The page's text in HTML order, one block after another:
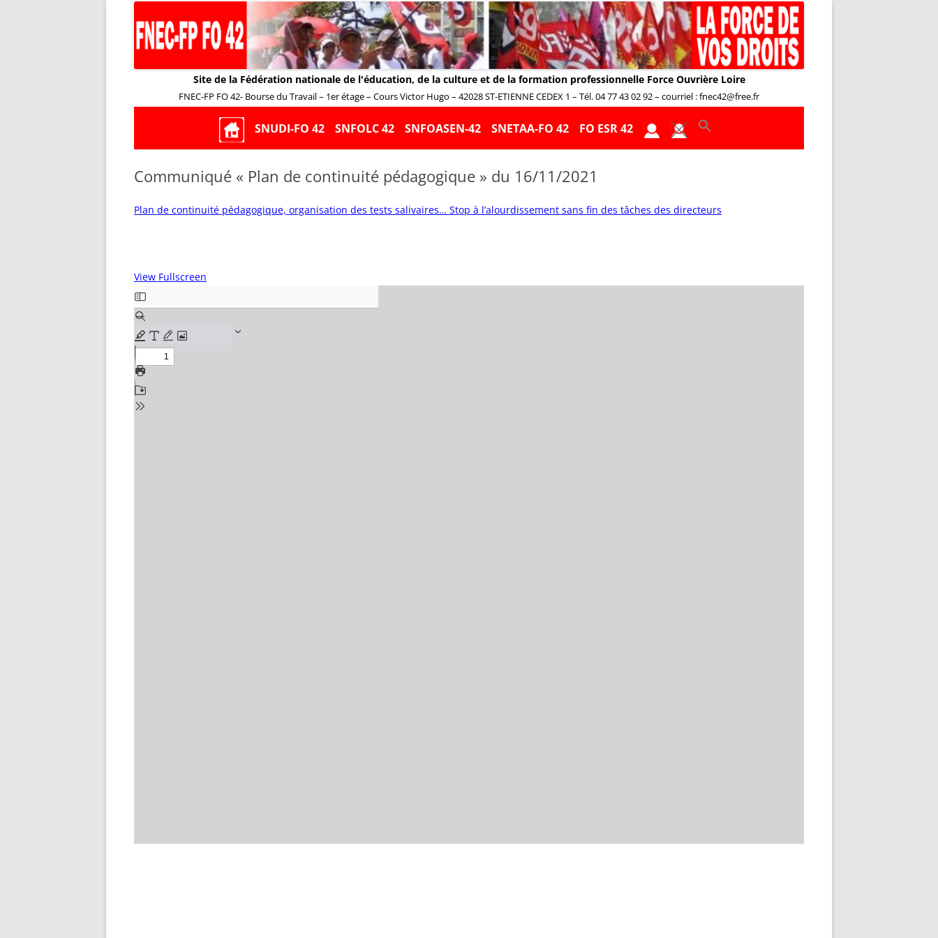
Site de la Fédération nationale de l'éducation, de la culture et de la formation professionnelle Force Ouvrière Loire
FNEC-FP FO 42- Bourse du Travail – 1er étage – Cours Victor Hugo – 42028 ST-ETIENNE CEDEX 1 – Tél. 04 77 43 02 92 – courriel : fnec42@free.fr
Aller
contenu
SNUDI-FO 42 SNFOLC 42 SNFOASEN-42 SNETAA-FO 42 FO ESR 42
Communiqué « Plan de continuité pédagogique » du 16/11/2021
Plan de continuité pédagogique, organisation des tests salivaires… Stop à l’alourdissement sans fin des tâches des directeurs
View Fullscreen